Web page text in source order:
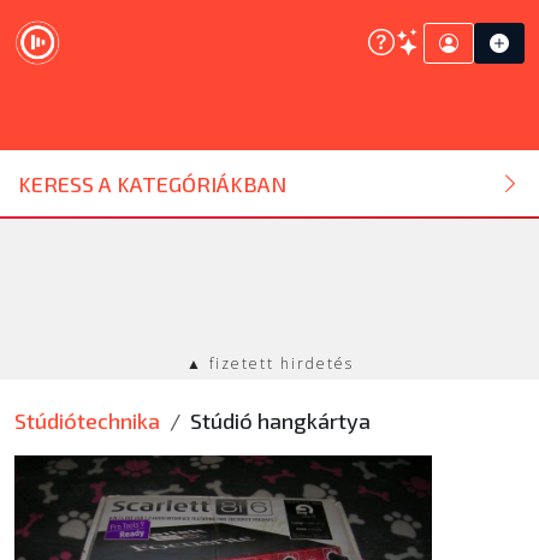
KERESS A KATEGÓRIÁKBAN
DJ ESZKÖZ
HANGTECHNIKA
SZOLGÁLTATÁSOK
▲ fizetett hirdetés
Stúdiótechnika Stúdió hangkártya